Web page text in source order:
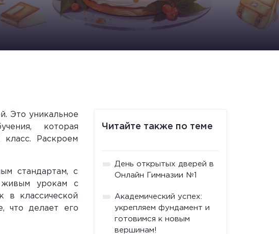
Это уникальное
которая
Раскроем
стандартам, с
живым урокам с
в классической
что делает его
Читайте также по теме
День открытых дверей в
Онлайн Гимназии №1
Академический успех:
укрепляем фундамент и
готовимся к новым
вершинам!